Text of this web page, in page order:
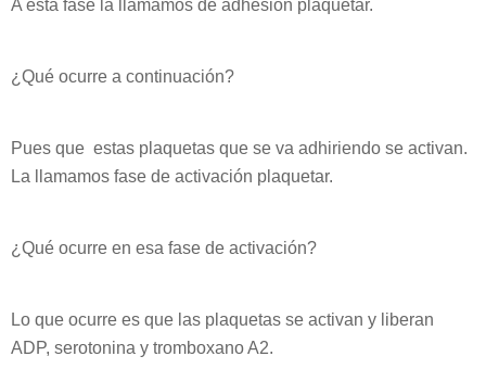
A esta fase la llamamos de adhesión plaquetar.
¿Qué ocurre a continuación?
Pues que estas plaquetas que se va adhiriendo se activan.
La llamamos fase de activación plaquetar.
¿Qué ocurre en esa fase de activación?
Lo que ocurre es que las plaquetas se activan y liberan
ADP, serotonina y tromboxano A2.